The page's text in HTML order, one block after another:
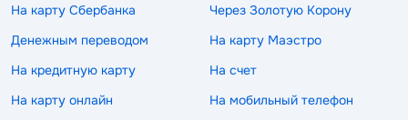
На карту Сбербанка
Через Золотую Корону
Денежным переводом
На карту Маэстро
На кредитную карту
На счет
На карту онлайн
На мобильный телефон